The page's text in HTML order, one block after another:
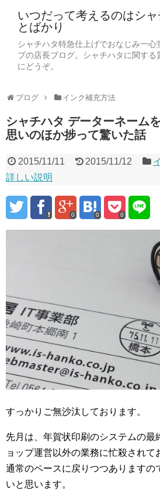
いつだって考えるのはシャ
とばかり
シャチハタ特急仕上げでおなじみ一心
プの店長ブログ。シャチハタに関する
にどうぞ。
ブログ インク補充方法
シャチハタ データーネーム
思いのほか捗って驚いた話
2015/11/11 2015/11/12
詳しい説明
0 0 0
すっかりご無沙汰しております。
先月は、年賀状印刷のシステムの最
ョップ運営以外の業務に忙殺されて
通常のペースに戻りつつありますの
いと思います。